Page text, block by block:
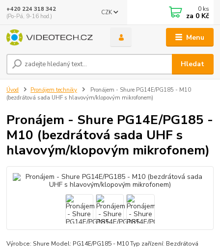
Menu
CZK
Hledat
+420 224 318 342
(Po-Pá, 9-16 hod.)
0 ks
za 0 Kč
Úvod Pronájem techniky
Pronájem - Shure PG14E/PG185 - M10
(bezdrátová sada UHF s hlavovým/klopovým mikrofonem)
Pronájem - Shure PG14E/PG185 -
M10 (bezdrátová sada UHF s
hlavovým/klopovým mikrofonem)
Výrobce: Shure Model: PG14E/PG185 - M10 Typ zařízení: Bezdrátová